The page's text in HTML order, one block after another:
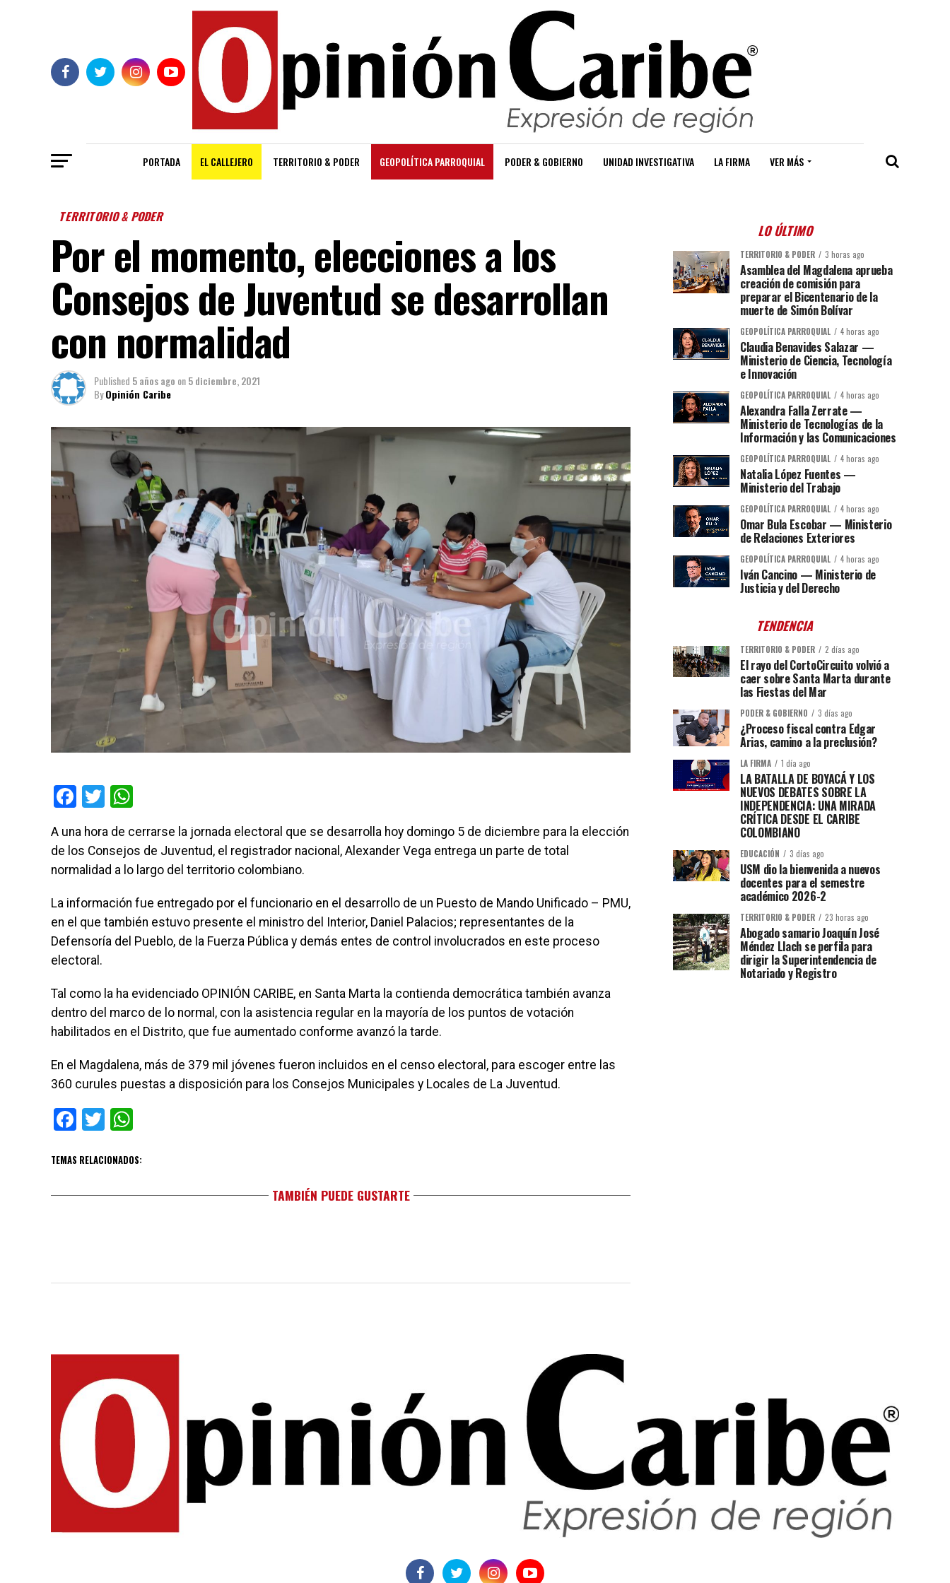
PORTADA EL CALLEJERO TERRITORIO & PODER GEOPOLÍTICA PARROQUIAL PODER & GOBIERNO UNIDAD INVESTIGATIVA LA FIRMA VER MÁS
TERRITORIO & PODER
Por el momento, elecciones a los
Consejos de Juventud se desarrollan
con normalidad
Published 5 años ago on5 diciembre, 2021
ByOpinión Caribe
Facebook
Twitter
A una hora de cerrarse la jornada electoral que se desarrolla hoy domingo 5 de diciembre para la elección
de los Consejos de Juventud, el registrador nacional, Alexander Vega entrega un parte de total
normalidad a lo largo del territorio colombiano.
La información fue entregado por el funcionario en el desarrollo de un Puesto de Mando Unificado – PMU,
en el que también estuvo presente el ministro del Interior, Daniel Palacios; representantes de la
Defensoría del Pueblo, de la Fuerza Pública y demás entes de control involucrados en este proceso
electoral.
Tal como la ha evidenciado OPINIÓN CARIBE, en Santa Marta la contienda democrática también avanza
dentro del marco de lo normal, con la asistencia regular en la mayoría de los puntos de votación
habilitados en el Distrito, que fue aumentado conforme avanzó la tarde.
En el Magdalena, más de 379 mil jóvenes fueron incluidos en el censo electoral, para escoger entre las
360 curules puestas a disposición para los Consejos Municipales y Locales de La Juventud.
Facebook
Twitter
TEMAS RELACIONADOS:
TAMBIÉN PUEDE GUSTARTE
LO ÚLTIMO
TERRITORIO & PODER 3 horas ago
Asamblea del Magdalena aprueba
creación de comisión para
preparar el Bicentenario de la
muerte de Simón Bolívar
GEOPOLÍTICA PARROQUIAL 4 horas ago
Claudia Benavides Salazar —
Ministerio de Ciencia, Tecnología
e Innovación
GEOPOLÍTICA PARROQUIAL 4 horas ago
Alexandra Falla Zerrate —
Ministerio de Tecnologías de la
Información y las Comunicaciones
GEOPOLÍTICA PARROQUIAL 4 horas ago
Natalia López Fuentes —
Ministerio del Trabajo
GEOPOLÍTICA PARROQUIAL 4 horas ago
Omar Bula Escobar — Ministerio
de Relaciones Exteriores
GEOPOLÍTICA PARROQUIAL 4 horas ago
Iván Cancino — Ministerio de
Justicia y del Derecho
TENDENCIA
TERRITORIO & PODER 2 días ago
El rayo del CortoCircuito volvió a
caer sobre Santa Marta durante
las Fiestas del Mar
PODER & GOBIERNO 3 días ago
¿Proceso fiscal contra Edgar
Arias, camino a la preclusión?
LA FIRMA 1 día ago
LA BATALLA DE BOYACÁ Y LOS
NUEVOS DEBATES SOBRE LA
INDEPENDENCIA: UNA MIRADA
CRÍTICA DESDE EL CARIBE
COLOMBIANO
EDUCACIÓN 3 días ago
USM dio la bienvenida a nuevos
docentes para el semestre
académico 2026-2
TERRITORIO & PODER 23 horas ago
Abogado samario Joaquín José
Méndez Llach se perfila para
dirigir la Superintendencia de
Notariado y Registro